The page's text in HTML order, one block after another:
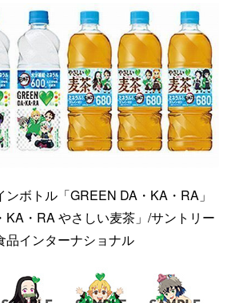
ンボトル「GREEN DA・KA・RA」
KA・RA やさしい麦茶」/サントリー
品インターナショナル